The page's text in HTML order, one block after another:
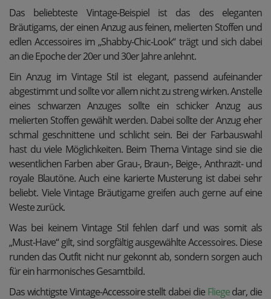
Das beliebteste Vintage-Beispiel ist das des eleganten
Bräutigams, der einen Anzug aus feinen, melierten Stoffen und
edlen Accessoires im „Shabby-Chic-Look“ trägt und sich dabei
an die Epoche der 20er und 30er Jahre anlehnt.
Ein Anzug im Vintage Stil ist elegant, passend aufeinander
abgestimmt und sollte vor allem nicht zu streng wirken. Anstelle
eines schwarzen Anzuges sollte ein schicker Anzug aus
melierten Stoffen gewählt werden. Dabei sollte der Anzug eher
schmal geschnittene und schlicht sein. Bei der Farbauswahl
hast du viele Möglichkeiten. Beim Thema Vintage sind sie die
wesentlichen Farben aber Grau-, Braun-, Beige-, Anthrazit- und
royale Blautöne. Auch eine karierte Musterung ist dabei sehr
beliebt. Viele Vintage Bräutigame greifen auch gerne auf eine
Weste zurück.
Was bei keinem Vintage Stil fehlen darf und was somit als
„Must-Have“ gilt, sind sorgfältig ausgewählte Accessoires. Diese
runden das Outfit nicht nur gekonnt ab, sondern sorgen auch
für ein harmonisches Gesamtbild.
Das wichtigste Vintage-Accessoire stellt dabei die Fliegedar, die